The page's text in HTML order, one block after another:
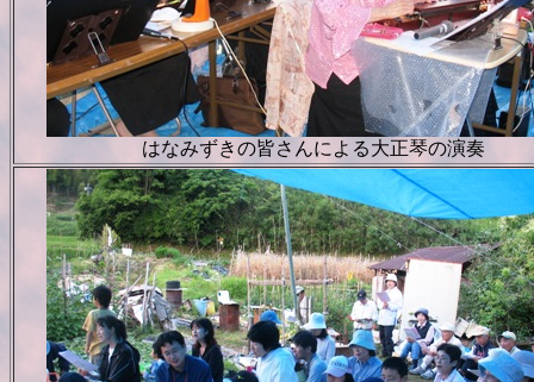
はなみずきの皆さんによる大正琴の演奏